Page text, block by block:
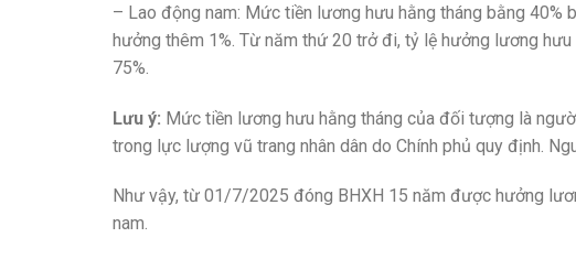
– Lao động nam: Mức tiền lương hưu hằng tháng bằng
hưởng thêm 1%. Từ năm thứ 20 trở đi, tỷ lệ hưởng lương
75%.
Lưu ý: Mức tiền lương hưu hằng tháng của đối tượng là
trong lực lượng vũ trang nhân dân do Chính phủ quy định.
Như vậy, từ 01/7/2025 đóng BHXH 15 năm được hưởng
nam.